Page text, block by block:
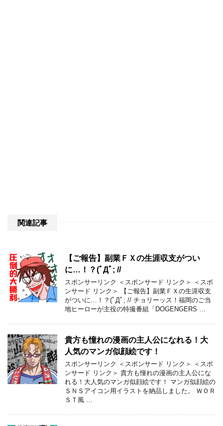
関連記事
【ご報告】副業ＦＸの生涯収支がつい
に…！？(ﾟДﾟ; //
スポンサーリンク ＜スポンサード リンク＞ ＜スポ
ンサード リンク＞ 【ご報告】副業ＦＸの生涯収支
がついに…！？(ﾟДﾟ; // チョリーッス！福岡のご当
地ヒーローが主役の特撮番組「DOGENGERS …
貴方も憧れの漫画の主人公になれる！大
人気のマンガ似顔絵です！
スポンサーリンク ＜スポンサード リンク＞ ＜スポ
ンサード リンク＞ 貴方も憧れの漫画の主人公にな
れる！大人気のマンガ似顔絵です！ マンガ似顔絵の
ＳＮＳアイコン用イラストを納品しました。 ＷＯＲ
ＳＴ風 …